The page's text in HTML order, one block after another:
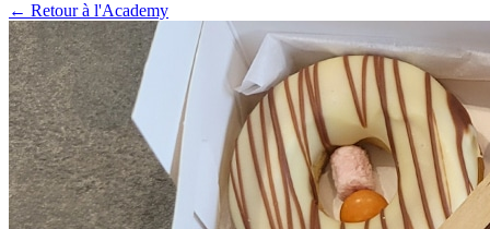
← Retour à l'Academy